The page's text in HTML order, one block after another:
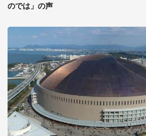
のでは」の声